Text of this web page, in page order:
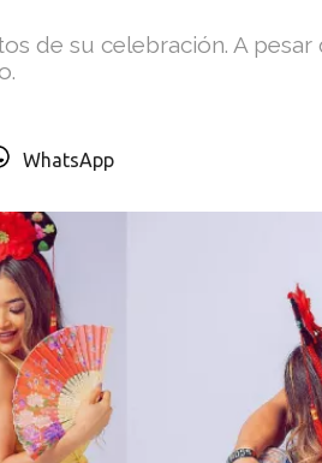
de su celebración. A pesar
WhatsApp